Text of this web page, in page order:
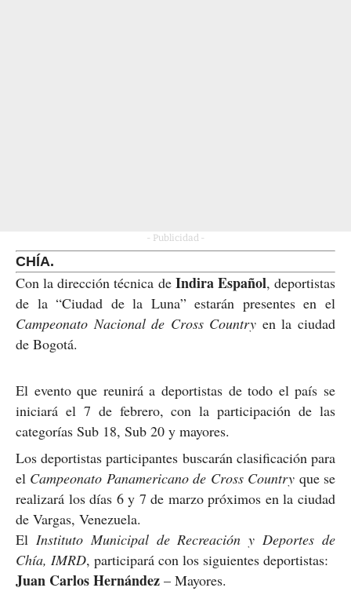
- Publicidad -
CHÍA.
Con la dirección técnica de Indira Español, deportistas
de la “Ciudad de la Luna” estarán presentes en el
Campeonato Nacional de Cross Country en la ciudad
de Bogotá.
El evento que reunirá a deportistas de todo el país se
iniciará el 7 de febrero, con la participación de las
categorías Sub 18, Sub 20 y mayores.
Los deportistas participantes buscarán clasificación para
el Campeonato Panamericano de Cross Country que se
realizará los días 6 y 7 de marzo próximos en la ciudad
de Vargas, Venezuela.
El Instituto Municipal de Recreación y Deportes de
Chía, IMRD, participará con los siguientes deportistas:
Juan Carlos Hernández – Mayores.